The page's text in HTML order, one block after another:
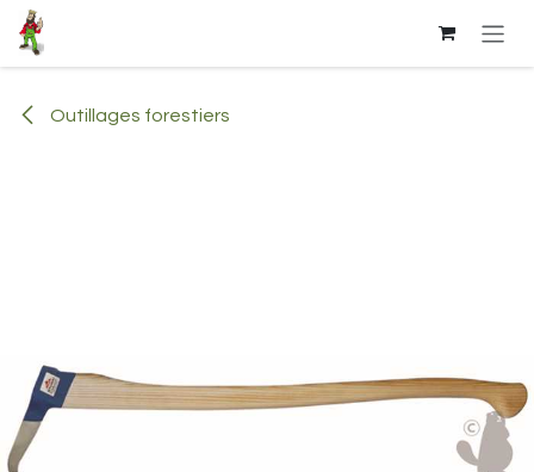
Se rendre au contenu
Outillages forestiers